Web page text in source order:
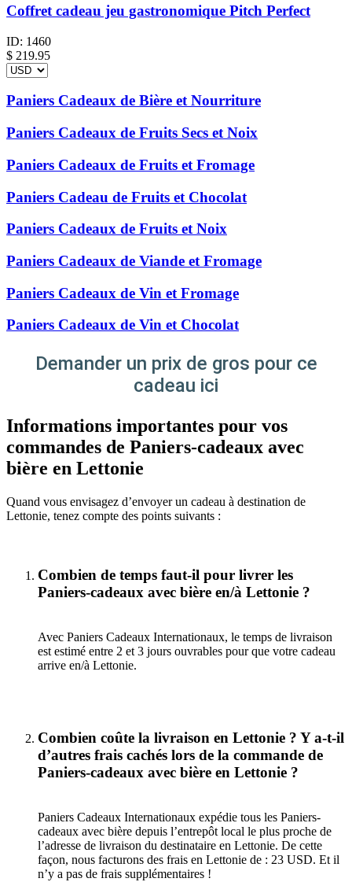
Coffret cadeau jeu gastronomique Pitch Perfect
ID: 1460
$ 219.95
Paniers Cadeaux de Bière et Nourriture
Paniers Cadeaux de Fruits Secs et Noix
Paniers Cadeaux de Fruits et Fromage
Paniers Cadeau de Fruits et Chocolat
Paniers Cadeaux de Fruits et Noix
Paniers Cadeaux de Viande et Fromage
Paniers Cadeaux de Vin et Fromage
Paniers Cadeaux de Vin et Chocolat
Demander un prix de gros pour ce
cadeau ici
Informations importantes pour vos
commandes de Paniers-cadeaux avec
bière en Lettonie
Quand vous envisagez d’envoyer un cadeau à destination de
Lettonie, tenez compte des points suivants :
Combien de temps faut-il pour livrer les
Paniers-cadeaux avec bière en/à Lettonie ?
Avec Paniers Cadeaux Internationaux, le temps de livraison
est estimé entre 2 et 3 jours ouvrables pour que votre cadeau
arrive en/à Lettonie.
Combien coûte la livraison en Lettonie ? Y a-t-il
d’autres frais cachés lors de la commande de
Paniers-cadeaux avec bière en Lettonie ?
Paniers Cadeaux Internationaux expédie tous les Paniers-
cadeaux avec bière depuis l’entrepôt local le plus proche de
l’adresse de livraison du destinataire en Lettonie. De cette
façon, nous facturons des frais en Lettonie de : 23 USD. Et il
n’y a pas de frais supplémentaires !